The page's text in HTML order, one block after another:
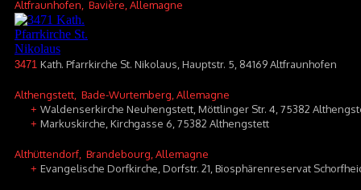
Altfraunhofen , Bavière, Allemagne
3471 Kath. Pfarrkirche St. Nikolaus, Hauptstr. 5, 84169 Altfraunhofen
Althengstett , Bade-Wurtemberg, Allemagne
+ Waldenserkirche Neuhengstett, Möttlinger Str. 4, 75382
+ Markuskirche, Kirchgasse 6, 75382 Althengstett
Althüttendorf , Brandebourg, Allemagne
+ Evangelische Dorfkirche, Dorfstr. 21, Biosphärenreservat